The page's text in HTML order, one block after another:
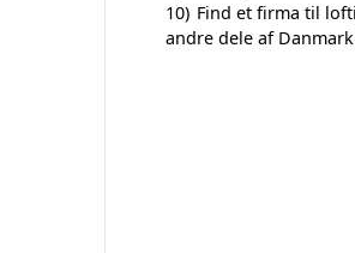
10) Find et firma til
andre dele af Danmark